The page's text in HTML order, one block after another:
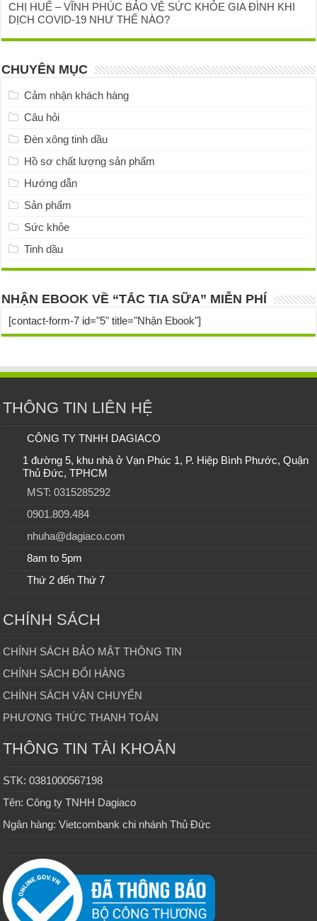
CHỊ HUẾ – VĨNH PHÚC BẢO VỆ SỨC KHỎE GIA ĐÌNH KHI
DỊCH COVID-19 NHƯ THẾ NÀO?
CHUYÊN MỤC
Cảm nhận khách hàng
Câu hỏi
Đèn xông tinh dầu
Hồ sơ chất lượng sản phẩm
Hướng dẫn
Sản phẩm
Sức khỏe
Tinh dầu
NHẬN EBOOK VỀ “TẮC TIA SỮA” MIỄN PHÍ
[contact-form-7 id="5" title="Nhận Ebook"]
THÔNG TIN LIÊN HỆ
CÔNG TY TNHH DAGIACO
1 đường 5, khu nhà ở Vạn Phúc 1, P. Hiệp Bình Phước, Quận
Thủ Đức, TPHCM
MST: 0315285292
0901.809.484
nhuha@dagiaco.com
8am to 5pm
Thứ 2 đến Thứ 7
CHÍNH SÁCH
CHÍNH SÁCH BẢO MẬT THÔNG TIN
CHÍNH SÁCH ĐỔI HÀNG
CHÍNH SÁCH VẬN CHUYỂN
PHƯƠNG THỨC THANH TOÁN
THÔNG TIN TÀI KHOẢN
STK: 0381000567198
Tên: Công ty TNHH Dagiaco
Ngân hàng: Vietcombank chi nhánh Thủ Đức